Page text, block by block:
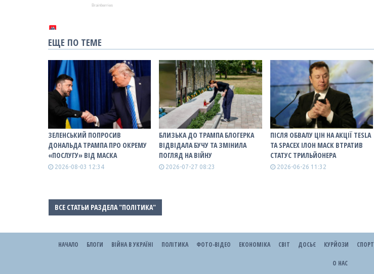
ЕЩЕ ПО ТЕМЕ
ЗЕЛЕНСЬКИЙ ПОПРОСИВ
ДОНАЛЬДА ТРАМПА ПРО ОКРЕМУ
«ПОСЛУГУ» ВІД МАСКА
2026-08-03 12:34
БЛИЗЬКА ДО ТРАМПА БЛОГЕРКА
ВІДВІДАЛА БУЧУ ТА ЗМІНИЛА
ПОГЛЯД НА ВІЙНУ
2026-07-27 08:23
ПІСЛЯ ОБВАЛУ ЦІН НА АКЦІЇ TESLA
ТА SPACEX ІЛОН МАСК ВТРАТИВ
СТАТУС ТРИЛЬЙОНЕРА
2026-06-26 11:32
ВСЕ СТАТЬИ РАЗДЕЛА "ПОЛІТИКА"
НАЧАЛО БЛОГИ ВІЙНА В УКРАЇНІ ПОЛІТИКА ФОТО-ВІДЕО ЕКОНОМІКА СВІТ ДОСЬЄ КУРЙОЗИ СПОРТ
О НАС